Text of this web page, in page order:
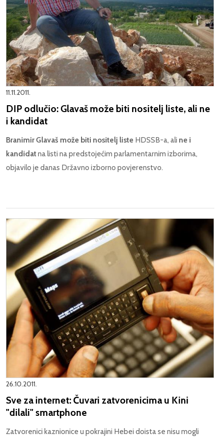
11.11.2011.
DIP odlučio: Glavaš može biti nositelj liste, ali ne
i kandidat
Branimir Glavaš može biti nositelj liste HDSSB-a, ali ne i
kandidatna listi na predstojećim parlamentarnim izborima,
objavilo je danas Državno izborno povjerenstvo.
26.10.2011.
Sve za internet: Čuvari zatvorenicima u Kini
"dilali" smartphone
Zatvorenici kaznionice u pokrajini Hebei doista se nisu mogli